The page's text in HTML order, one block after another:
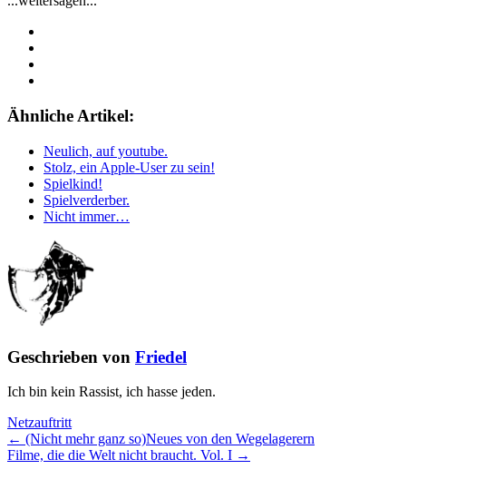
Ähnliche Artikel:
Neulich, auf youtube.
Stolz, ein Apple-User zu sein!
Spielkind!
Spielverderber.
Nicht immer…
Geschrieben von Friedel
Ich bin kein Rassist, ich hasse jeden.
Netzauftritt
← (Nicht mehr ganz so)Neues von den Wegelagerern
Filme, die die Welt nicht braucht. Vol. I →